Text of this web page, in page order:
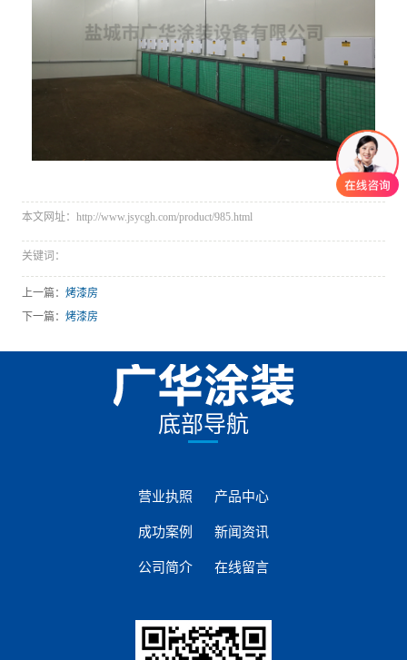
本文网址：http://www.jsycgh.com/product/985.html
关键词：
上一篇： 烤漆房
下一篇： 烤漆房
底部导航
营业执照 产品中心
成功案例 新闻资讯
公司简介 在线留言